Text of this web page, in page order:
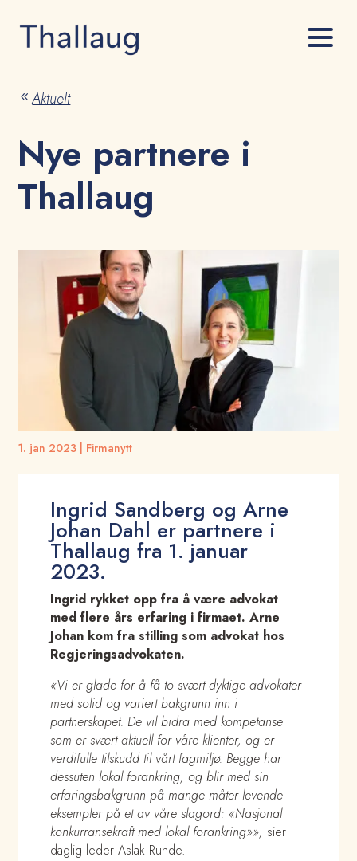
8 Aktuelt
Nye partnere i
Thallaug
1. jan 2023 Firmanytt
Ingrid Sandberg og Arne
Johan Dahl er partnere i
Thallaug fra 1. januar
2023.
Ingrid rykket opp fra å være advokat
med flere års erfaring i firmaet. Arne
Johan kom fra stilling som advokat hos
Regjeringsadvokaten.
«Vi er glade for å få to svært dyktige advokater
med solid og variert bakgrunn inn i
partnerskapet. De vil bidra med kompetanse
som er svært aktuell for våre klienter, og er
verdifulle tilskudd til vårt fagmiljø. Begge har
dessuten lokal forankring, og blir med sin
erfaringsbakgrunn på mange måter levende
eksempler på et av våre slagord: «Nasjonal
konkurransekraft med lokal forankring»», sier
daglig leder Aslak Runde.